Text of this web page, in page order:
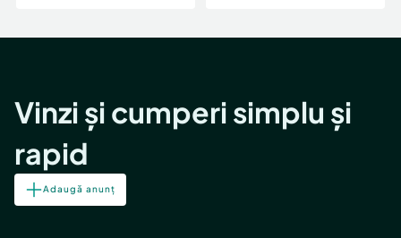
Vinzi și cumperi simplu și
rapid
Adaugă anunț